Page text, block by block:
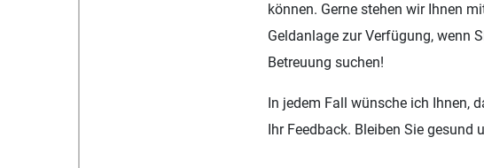
können. Gerne stehen wir Ihnen
Geldanlage zur Verfügung, wenn
Betreuung suchen!
In jedem Fall wünsche ich Ihnen,
Ihr Feedback. Bleiben Sie gesund